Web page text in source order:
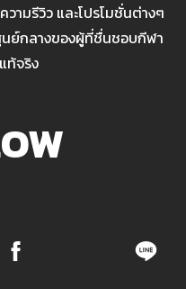
ามรีวิว และโปรโมชั่นต่างๆ
นย์กลางของผู้ที่ชื่นชอบกีฬา
ท้จริง